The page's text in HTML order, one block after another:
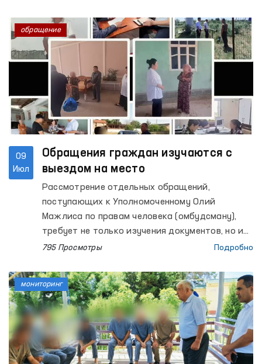
09
Июл
Обращения граждан изучаются с
выездом на место
Рассмотрение отдельных обращений,
поступающих к Уполномоченному Олий
Мажлиса по правам человека (омбудсману),
требует не только изучения документов, но и
проверки изложенных фактов
795 Просмотры Подробно
обращение
мониторинг